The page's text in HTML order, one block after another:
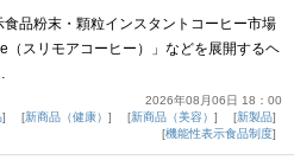
品粉末・顆粒インスタントコーヒー市場
スリモアコーヒー）」などを展開するヘ
2026年08月06日 18：00
新商品（健康） 新商品（美容）
新製品
機能性表示食品制度